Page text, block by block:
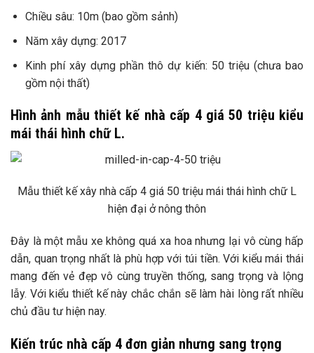
Chiều sâu: 10m (bao gồm sảnh)
Năm xây dựng: 2017
Kinh phí xây dựng phần thô dự kiến: 50 triệu (chưa bao
gồm nội thất)
Hình ảnh mẫu thiết kế nhà cấp 4 giá 50 triệu kiểu
mái thái hình chữ L.
Mẫu thiết kế xây nhà cấp 4 giá 50 triệu mái thái hình chữ L
hiện đại ở nông thôn
Đây là một mẫu xe không quá xa hoa nhưng lại vô cùng hấp
dẫn, quan trọng nhất là phù hợp với túi tiền. Với kiểu mái thái
mang đến vẻ đẹp vô cùng truyền thống, sang trọng và lộng
lẫy. Với kiểu thiết kế này chắc chắn sẽ làm hài lòng rất nhiều
chủ đầu tư hiện nay.
Kiến trúc nhà cấp 4 đơn giản nhưng sang trọng